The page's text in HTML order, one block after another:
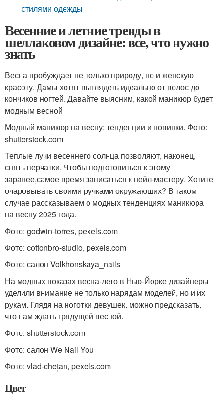
стилями одежды
Весенние и летние тренды в
шеллаковом дизайне: все, что нужно
знать
Весна пробуждает не только природу, но и женскую
красоту. Дамы хотят выглядеть идеально от волос до
кончиков ногтей. Давайте выясним, какой маникюр будет
модным весной
Модный маникюр на весну: тенденции и новинки. Фото:
shutterstock.com
Теплые лучи весеннего солнца позволяют, наконец,
снять перчатки. Чтобы подготовиться к этому
заранее,самое время записаться к нейл-мастеру. Хотите
очаровывать своими ручками окружающих? В таком
случае рассказываем о модных тенденциях маникюра
на весну 2025 года.
Фото: godwin-torres, pexels.com
Фото: cottonbro-studio, pexels.com
Фото: салон Volkhonskaya_nails
На модных показах весна-лето в Нью-Йорке дизайнеры
уделили внимание не только нарядам моделей, но и их
рукам. Глядя на ноготки девушек, можно предсказать,
что нам ждать грядущей весной.
Фото: shutterstock.com
Фото: салон We Nail You
Фото: vlad-chețan, pexels.com
Цвет